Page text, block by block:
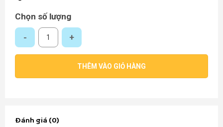
Chọn số lượng
Dầu đậu nành Meizan 5L số lượng
THÊM VÀO GIỎ HÀNG
Đánh giá (0)